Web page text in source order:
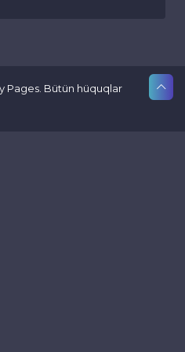
Pages. Bütün hüquqlar